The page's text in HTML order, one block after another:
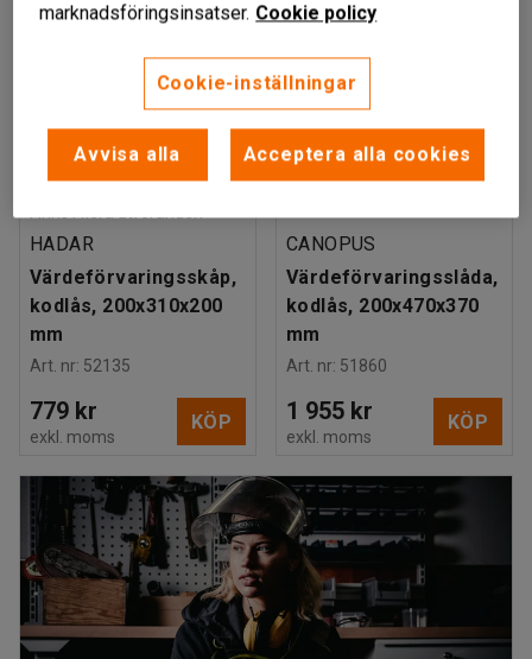
HADAR
Värdeförvaringsskåp,
kodlås, 200x310x200
mm
Art. nr: 52135
779 kr
exkl. moms
KÖP
CANOPUS
Värdeförvaringsslåda,
kodlås, 200x470x370
mm
Art. nr: 51860
1 955 kr
exkl. moms
KÖP
marknadsföringsinsatser. Cookie policy
Cookie-inställningar
Avvisa alla Acceptera alla cookies